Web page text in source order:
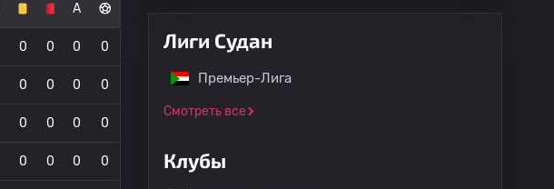
А
0 0 0 0
0 0 0 0
0 0 0 0
0 0 0 0
Лиги Судан
Премьер-Лига
Смотреть все
Клубы